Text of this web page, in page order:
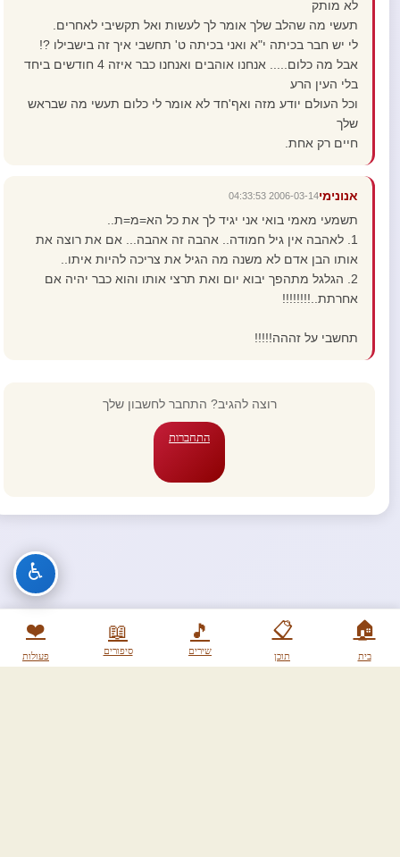
🏠
בית
📋
תוכן
🎵
שירים
📖
סיפורים
❤️
פעולות
לא מותק
תעשי מה שהלב שלך אומר לך לעשות ואל תקשיבי לאחרים.
לי יש חבר בכיתה י"א ואני בכיתה ט' תחשבי איך זה בישבילו ?!
אבל מה כלום..... אנחנו אוהבים ואנחנו כבר איזה 4 חודשים ביחד
בלי העין הרע
וכל העולם יודע מזה ואף'חד לא אומר לי כלום תעשי מה שבראש
שלך
חיים רק אחת.
אנונימי2006-03-14 04:33:53
תשמעי מאמי בואי אני יגיד לך את כל הא=מ=ת..
1. לאהבה אין גיל חמודה.. אהבה זה אהבה... אם את רוצה את
אותו הבן אדם לא משנה מה הגיל את צריכה להיות איתו..
2. הגלגל מתהפך יבוא יום ואת תרצי אותו והוא כבר יהיה אם
אחרתת..!!!!!!!!
תחשבי על זההה!!!!!
רוצה להגיב? התחבר לחשבון שלך
התחברות
♿